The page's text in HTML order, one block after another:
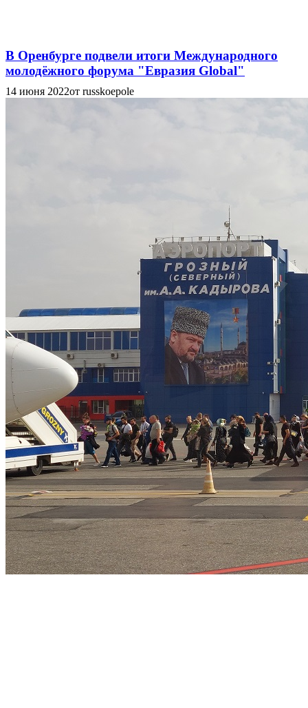
В Оренбурге подвели итоги Международного
молодёжного форума "Евразия Global"
14 июня 2022от russkoepole